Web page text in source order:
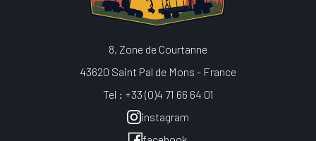
8, Zone de Courtanne
43620 Saint Pal de Mons - France
Tel : +33 (0)4 71 66 64 01
instagram